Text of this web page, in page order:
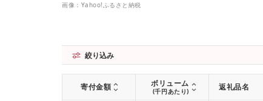
画像：Yahoo!ふるさと納税
絞り込み
寄付金額 ボリューム
(千円あたり) 返礼品名